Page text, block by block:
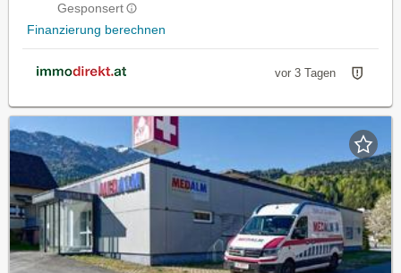
Gesponsert
Finanzierung berechnen
vor 3 Tagen